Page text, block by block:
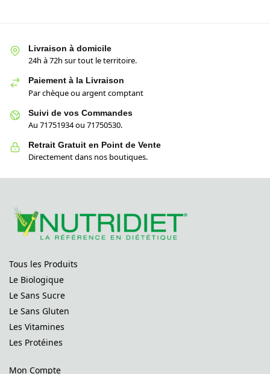
Livraison à domicile
24h à 72h sur tout le territoire.
Paiement à la Livraison
Par chèque ou argent comptant
Suivi de vos Commandes
Au 71751934 ou 71750530.
Retrait Gratuit en Point de Vente
Directement dans nos boutiques.
Tous les Produits
Le Biologique
Le Sans Sucre
Le Sans Gluten
Les Vitamines
Les Protéines
Mon Compte